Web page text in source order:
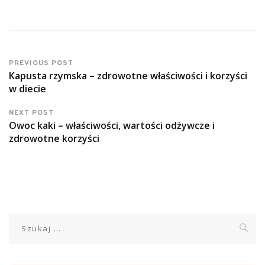
PREVIOUS POST
Kapusta rzymska – zdrowotne właściwości i korzyści
w diecie
NEXT POST
Owoc kaki – właściwości, wartości odżywcze i
zdrowotne korzyści